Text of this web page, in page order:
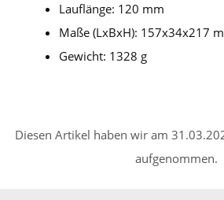
Lauflänge: 120 mm
Maße (LxBxH): 157x34x217
Gewicht: 1328 g
Diesen Artikel haben wir am
aufgenommen.